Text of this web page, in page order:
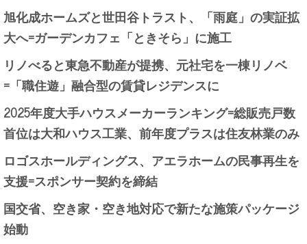
旭化成ホームズと世田谷トラスト、「雨庭」の実証拡
大へ=ガーデンカフェ「ときそら」に施工
リノべると東急不動産が提携、元社宅を一棟リノベ
=「職住遊」融合型の賃貸レジデンスに
2025年度大手ハウスメーカーランキング=総販売戸数
首位は大和ハウス工業、前年度プラスは住友林業のみ
ロゴスホールディングス、アエラホームの民事再生を
支援=スポンサー契約を締結
国交省、空き家・空き地対応で新たな施策パッケージ
始動